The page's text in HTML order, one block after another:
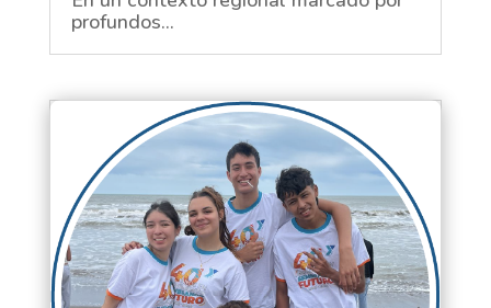
profundos...